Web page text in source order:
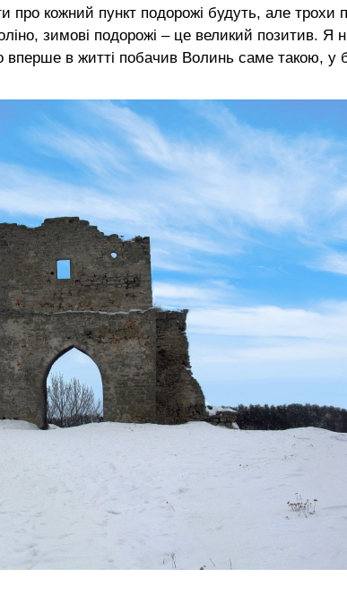
кожний пункт подорожі будуть, але трохи
зимові подорожі – це великий позитив. Я
в житті побачив Волинь саме такою, у